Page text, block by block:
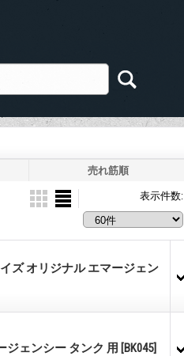
売れ筋順
表示件数:
イズ オリジナル エマージェン
ジェンシー タンク 用 [BK045]